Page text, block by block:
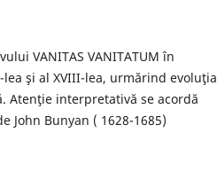
VANITAS VANITATUM în
şi al XVIII-lea, urmărind evoluţia
Atenţie interpretativă se acordă
John Bunyan ( 1628-1685)